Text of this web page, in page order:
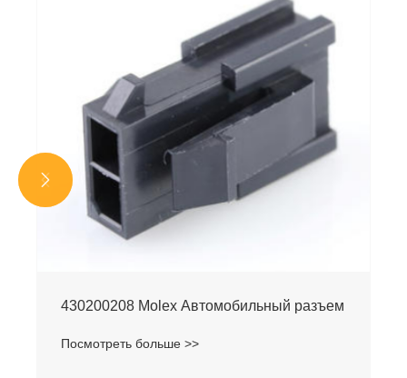
430200208 Molex Автомобильный разъем
Посмотреть больше >>

